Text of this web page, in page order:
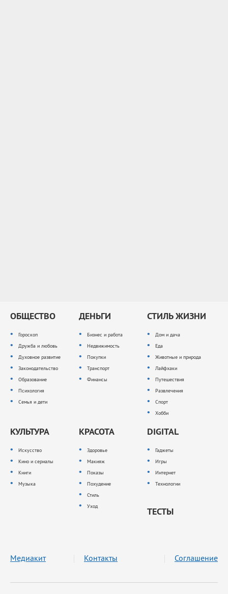
ОБЩЕСТВО
Гороскоп
Дружба и любовь
Духовное развитие
Законодательство
Образование
Психология
Семья и дети
ДЕНЬГИ
Бизнес и работа
Недвижимость
Покупки
Транспорт
Финансы
СТИЛЬ ЖИЗНИ
Дом и дача
Еда
Животные и природа
Лайфхаки
Путешествия
Развлечения
Спорт
Хобби
КУЛЬТУРА
Искусство
Кино и сериалы
Книги
Музыка
КРАСОТА
Здоровье
Макияж
Показы
Похудение
Стиль
Уход
DIGITAL
Гаджеты
Игры
Интернет
Технологии
ТЕСТЫ
Медиакит Контакты Соглашение